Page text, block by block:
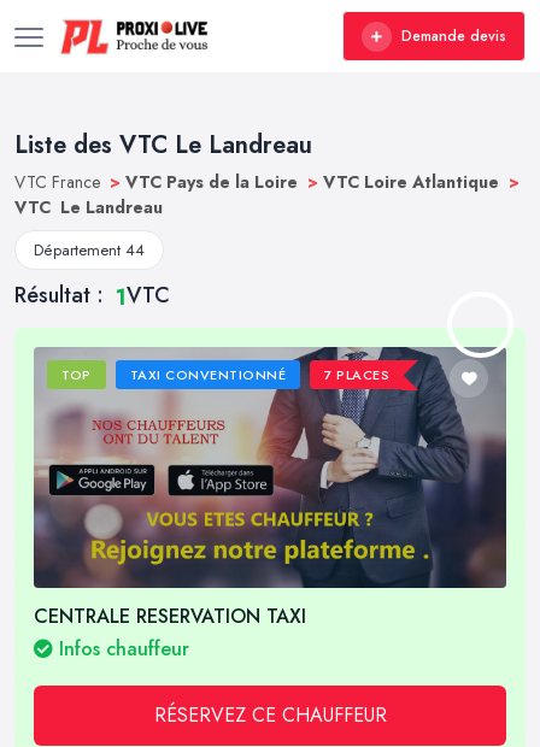
Demande devis
Liste des VTC Le Landreau
VTC France > VTC Pays de la Loire > VTC Loire Atlantique >
VTC Le Landreau
Département 44
Résultat : 1VTC
TOP TAXI CONVENTIONNÉ 7 PLACES
CENTRALE RESERVATION TAXI
Infos chauffeur
RÉSERVEZ CE CHAUFFEUR